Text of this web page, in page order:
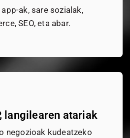
ak, sare sozialak,
SEO, eta abar.
langilearen atariak
negozioak kudeatzeko